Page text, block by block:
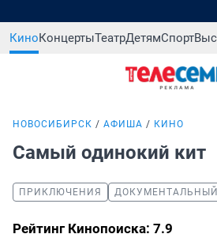
КиноКонцертыТеатрДетямСпорт
НОВОСИБИРСК АФИША КИНО
Самый одинокий кит
ПРИКЛЮЧЕНИЯ ДОКУМЕНТАЛЬНЫЙ
Рейтинг Кинопоиска: 7.9